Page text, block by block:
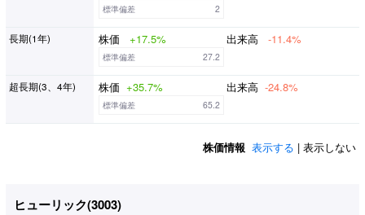
標準偏差 2
長期(1年) 株価 +17.5% 出来高 -11.4%
標準偏差 27.2
超長期(3、4年) 株価 +35.7% 出来高 -24.8%
標準偏差 65.2
株価情報 表示する | 表示しない
ヒューリック(3003)